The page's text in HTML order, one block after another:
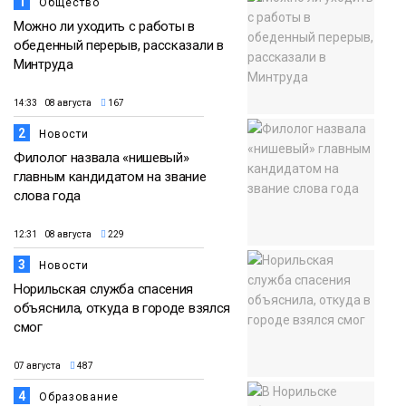
Общество
Можно ли уходить с работы в
обеденный перерыв, рассказали в
Минтруда
14:33 08 августа 167
2 Новости
Филолог назвала «нишевый»
главным кандидатом на звание
слова года
12:31 08 августа 229
3 Новости
Норильская служба спасения
объяснила, откуда в городе взялся
смог
07 августа 487
4 Образование